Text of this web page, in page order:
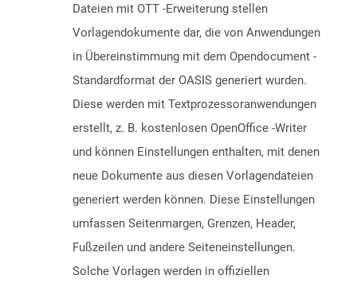
Dateien mit OTT -Erweiterung stellen
Vorlagendokumente dar, die von Anwendungen
in Übereinstimmung mit dem Opendocument -
Standardformat der OASIS generiert wurden.
Diese werden mit Textprozessoranwendungen
erstellt, z. B. kostenlosen OpenOffice -Writer
und können Einstellungen enthalten, mit denen
neue Dokumente aus diesen Vorlagendateien
generiert werden können. Diese Einstellungen
umfassen Seitenmargen, Grenzen, Header,
Fußzeilen und andere Seiteneinstellungen.
Solche Vorlagen werden in offiziellen